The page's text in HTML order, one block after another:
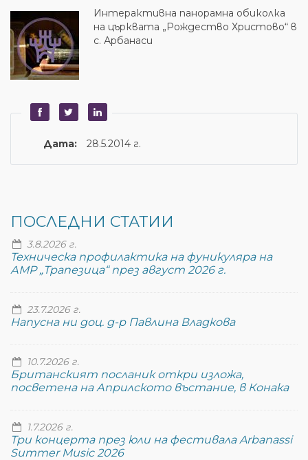
Интерактивна панорамна обиколка
на църквата „Рождество Христово“ в
с. Арбанаси
Дата: 28.5.2014 г.
ПОСЛЕДНИ СТАТИИ
3.8.2026 г.
Техническа профилактика на фуникуляра на
АМР „Трапезица“ през август 2026 г.
23.7.2026 г.
Напусна ни доц. д-р Павлина Владкова
10.7.2026 г.
Британският посланик откри изложа,
посветена на Априлското въстание, в Конака
1.7.2026 г.
Три концерта през юли на фестивала Arbanassi
Summer Music 2026